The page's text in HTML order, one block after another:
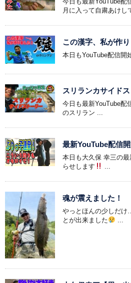
月に入って自粛あけし
この漢字、私が作り
本日もYouTube配信開
スリランカサイド
今日も最新YouTube配
のスリラン ...
最新YouTube配信
本日も大久保 幸三の
らせします
魂が震えました！
やっとほんの少しだけ
とが出来ました